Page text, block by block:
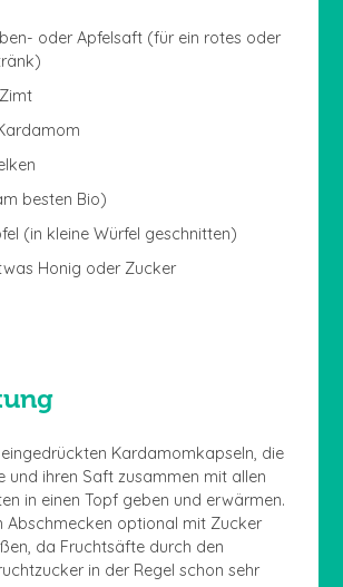
oder Apfelsaft (für ein rotes oder
besten Bio)
(in kleine Würfel geschnitten)
Honig oder Zucker
Kardamomkapseln, die
und ihren Saft zusammen mit allen
in einen Topf geben und erwärmen.
Abschmecken optional mit Zucker
da Fruchtsäfte durch den
in der Regel schon sehr